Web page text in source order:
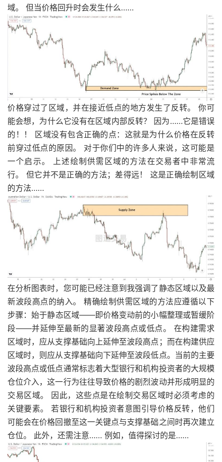
域。 但当价格回升时会发生什么……
价格穿过了区域，并在接近低点的地方发生了反转。 你可
能会想，为什么它没有在区域内部反转？ 因为……它是错误
的！！ 区域没有包含正确的点：这就是为什么价格在反转
前穿过低点的原因。 对于你们中的许多人来说，这可能是
一个启示。 上述绘制供需区域的方法在交易者中非常流
行。 但它并不是正确的方法；差得远！ 这是正确绘制区域
的方法……
在分析图表时，您可能已经注意到我强调了静态区域以及最
新波段高点的纳入。 精确绘制供需区域的方法应遵循以下
步骤：始于静态区域——即价格变动前的小幅整理或暂缓阶
段——并延伸至最新的显著波段高点或低点。 在构建需求
区域时，应从支撑基础向上延伸至波段高点；而在构建供应
区域时，则应从支撑基础向下延伸至波段低点。当前的主要
波段高点或低点通常标志着大型银行和机构投资者的大规模
仓位介入，这一行为往往导致价格的剧烈波动并形成明显的
交易区域。 因此，这些点是在绘制交易区域时必须考虑的
关键要素。 若银行和机构投资者意图引导价格反转，他们
可能会在价格回撤至这一关键点与支撑基础之间时再次建立
仓位。 此外，还需注意…… 例如，值得探讨的是……